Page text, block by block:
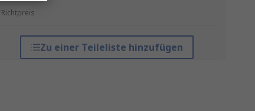
Zu einer Teileliste hinzufügen